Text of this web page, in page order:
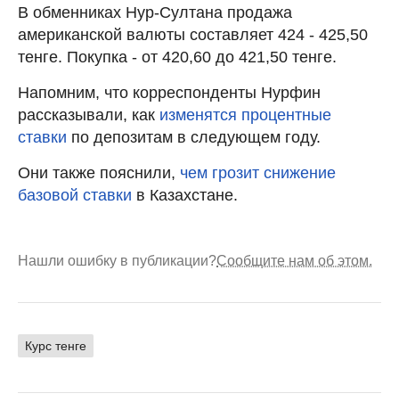
В обменниках Нур-Султана продажа
американской валюты составляет 424 - 425,50
тенге. Покупка - от 420,60 до 421,50 тенге.
Напомним, что корреспонденты Нурфин
рассказывали, как изменятся процентные
ставки по депозитам в следующем году.
Они также пояснили, чем грозит снижение
базовой ставки в Казахстане.
Нашли ошибку в публикации?Сообщите нам об этом.
Курс тенге